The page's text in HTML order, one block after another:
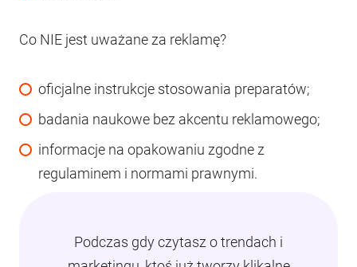
Co NIE jest uważane za reklamę?
oficjalne instrukcje stosowania preparatów;
badania naukowe bez akcentu reklamowego;
informacje na opakowaniu zgodne z
regulaminem i normami prawnymi.
Podczas gdy czytasz o trendach i